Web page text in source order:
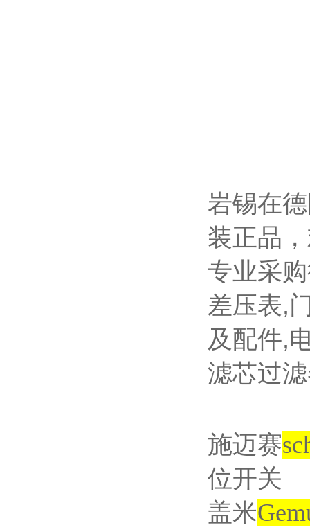
岩锡在
装正品
专业采
差压表,
及配件,
滤芯过
施迈赛
位开关
盖米